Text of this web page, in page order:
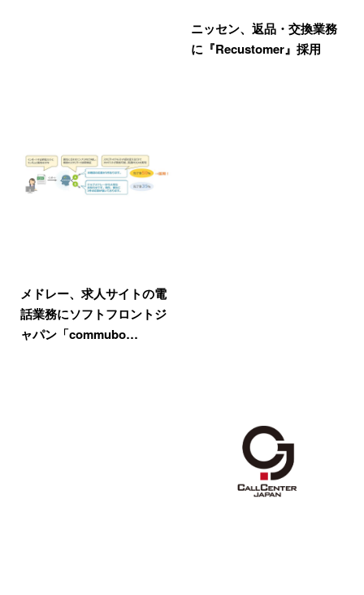
ニッセン、返品・交換業務
に『Recustomer』採用
メドレー、求人サイトの電
話業務にソフトフロントジ
ャパン「commubo…